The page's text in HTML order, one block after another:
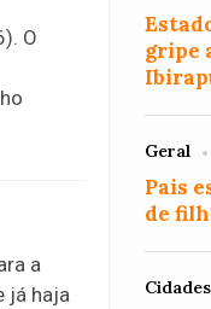
O
a
já haja
gripe
Geral
Pais
de
Cidades